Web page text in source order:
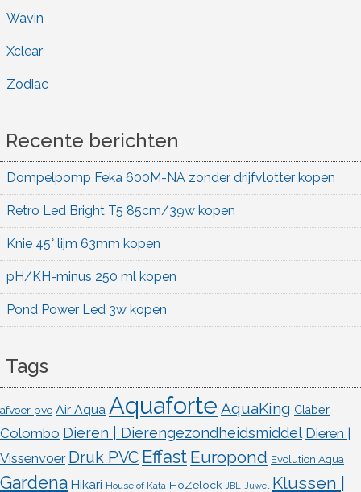
Wavin
Xclear
Zodiac
Recente berichten
Dompelpomp Feka 600M-NA zonder drijfvlotter kopen
Retro Led Bright T5 85cm/39w kopen
Knie 45° lijm 63mm kopen
pH/KH-minus 250 ml kopen
Pond Power Led 3w kopen
Tags
afvoer pvc Air Aqua Aquaforte AquaKing Claber
Colombo Dieren | Dierengezondheidsmiddel Dieren |
Vissenvoer Druk PVC Effast Europond Evolution Aqua
Gardena Hikari House of Kata HoZelock JBL Juwel Klussen |